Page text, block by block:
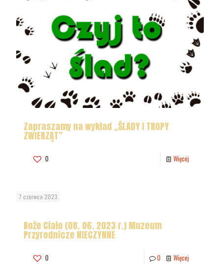
Zapraszamy na wykład „ŚLADY I TROPY
ZWIERZĄT”
0 Więcej
7 czerwca 2023
Boże Ciało (08. 06. 2023 r.) Muzeum
Przyrodnicze NIECZYNNE
0 0 Więcej